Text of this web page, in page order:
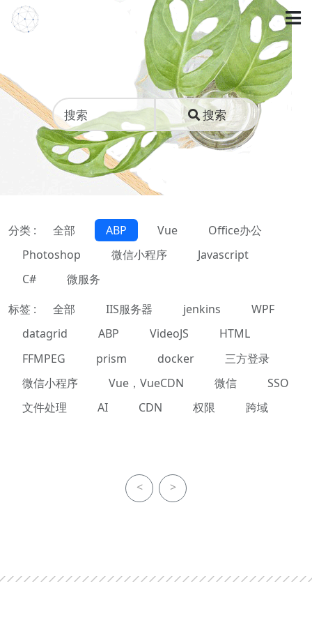
搜索
分类 : 全部 ABP Vue
Office办公
Photoshop
微信小程序
Javascript
C#
微服务
标签 :
全部 IIS服务器 jenkins
WPF
datagrid
ABP VideoJS
HTML
FFMPEG
prism docker
三方登录
微信小程序
Vue，VueCDN 微信
SSO
文件处理
AI CDN 权限 跨域
< >